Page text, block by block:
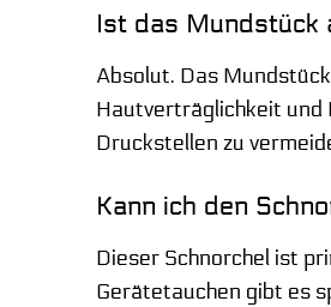
Ist das Mundstück
Absolut. Das
Hautverträglichkeit und
Druckstellen zu
Kann ich den
Dieser Schnorchel ist
Gerätetauchen gibt es